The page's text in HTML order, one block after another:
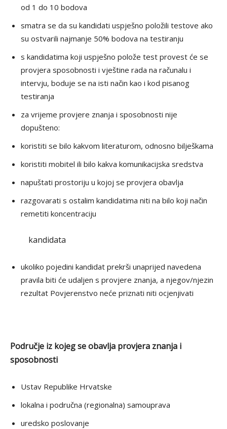
od 1 do 10 bodova
smatra se da su kandidati uspješno položili testove ako
su ostvarili najmanje 50% bodova na testiranju
s kandidatima koji uspješno polože test provest će se
provjera sposobnosti i vještine rada na računalu i
intervju, boduje se na isti način kao i kod pisanog
testiranja
za vrijeme provjere znanja i sposobnosti nije
dopušteno:
koristiti se bilo kakvom literaturom, odnosno bilješkama
koristiti mobitel ili bilo kakva komunikacijska sredstva
napuštati prostoriju u kojoj se provjera obavlja
razgovarati s ostalim kandidatima niti na bilo koji način
remetiti koncentraciju
kandidata
ukoliko pojedini kandidat prekrši unaprijed navedena
pravila biti će udaljen s provjere znanja, a njegov/njezin
rezultat Povjerenstvo neće priznati niti ocjenjivati
Područje iz kojeg se obavlja provjera znanja i
sposobnosti
Ustav Republike Hrvatske
lokalna i područna (regionalna) samouprava
uredsko poslovanje